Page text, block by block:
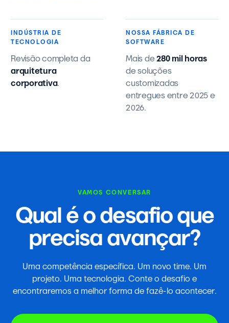
INDÚSTRIA DE
TECNOLOGIA
Revisão completa da
arquitetura
corporativa.
NOSSA FÁBRICA DE
SOFTWARE
Mais de280 mil horas
de soluções
customizadas
entregues entre 2025 e
2026.
VAMOS CONVERSAR
Qual é o desafio que
precisa avançar?
Uma competência específica. Um novo time. Um
projeto. Uma tecnologia. Conte o desafio e
encontraremos a melhor forma de fazê-lo acontecer.